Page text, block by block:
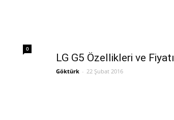
0
LG G5 Özellikleri ve Fiyatı
Göktürk - 22 Şubat 2016